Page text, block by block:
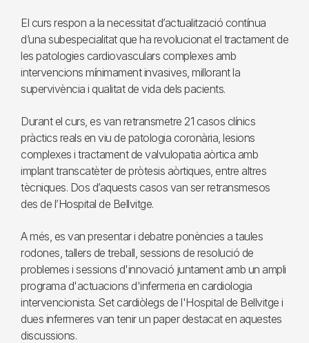
El curs respon a la necessitat d’actualització contínua
d’una subespecialitat que ha revolucionat el tractament de
les patologies cardiovasculars complexes amb
intervencions mínimament invasives, millorant la
supervivència i qualitat de vida dels pacients.
Durant el curs, es van retransmetre 21 casos clínics
pràctics reals en viu de patologia coronària, lesions
complexes i tractament de valvulopatia aòrtica amb
implant transcatèter de pròtesis aòrtiques, entre altres
tècniques. Dos d’aquests casos van ser retransmesos
des de l’Hospital de Bellvitge.
A més, es van presentar i debatre ponències a taules
rodones, tallers de treball, sessions de resolució de
problemes i sessions d'innovació juntament amb un ampli
programa d'actuacions d'infermeria en cardiologia
intervencionista. Set cardiòlegs de l'Hospital de Bellvitge i
dues infermeres van tenir un paper destacat en aquestes
discussions.